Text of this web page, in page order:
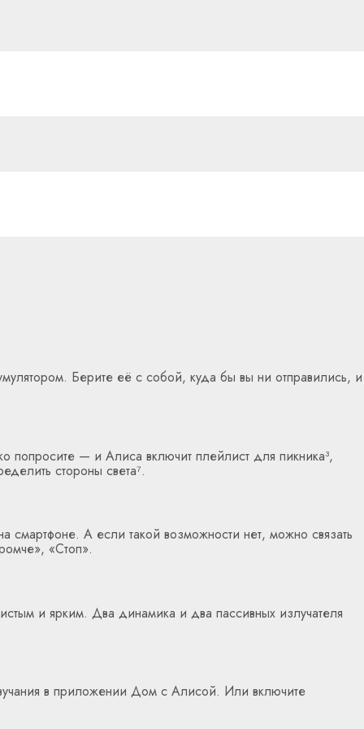
Берите её с собой, куда бы вы ни отправились, и
попросите — и Алиса включит плейлист для пикника³,
стороны света⁷.
смартфоне. А если такой возможности нет, можно связать
«Стоп».
и ярким. Два динамика и два пассивных излучателя
в приложении Дом с Алисой. Или включите